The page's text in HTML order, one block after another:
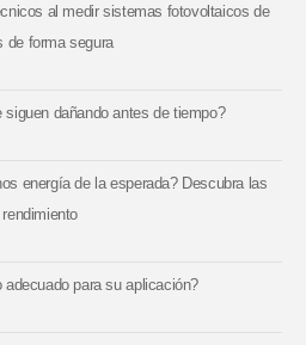
al medir sistemas fotovoltaicos de
de forma segura
dañando antes de tiempo?
energía de la esperada? Descubra las
para su aplicación?